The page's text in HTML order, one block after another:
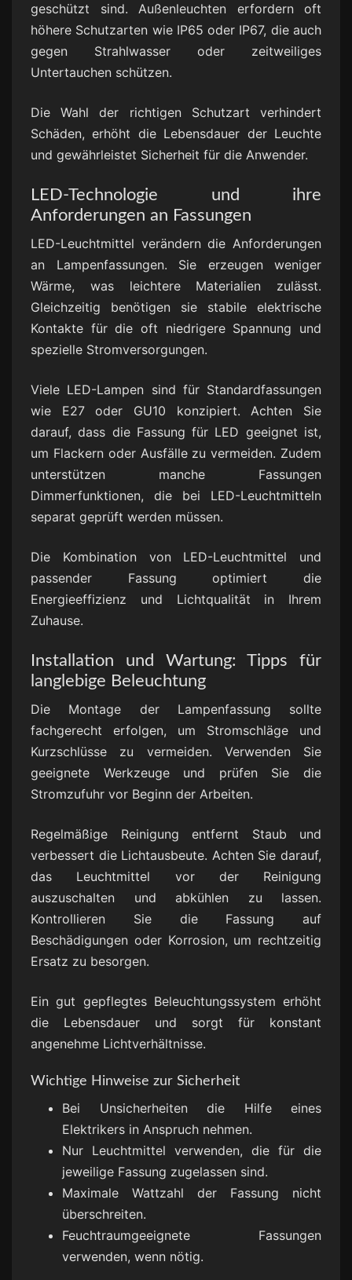
geschützt sind. Außenleuchten erfordern oft
höhere Schutzarten wie IP65 oder IP67, die auch
gegen Strahlwasser oder zeitweiliges
Untertauchen schützen.
Die Wahl der richtigen Schutzart verhindert
Schäden, erhöht die Lebensdauer der Leuchte
und gewährleistet Sicherheit für die Anwender.
LED-Technologie und ihre
Anforderungen an Fassungen
LED-Leuchtmittel verändern die Anforderungen
an Lampenfassungen. Sie erzeugen weniger
Wärme, was leichtere Materialien zulässt.
Gleichzeitig benötigen sie stabile elektrische
Kontakte für die oft niedrigere Spannung und
spezielle Stromversorgungen.
Viele LED-Lampen sind für Standardfassungen
wie E27 oder GU10 konzipiert. Achten Sie
darauf, dass die Fassung für LED geeignet ist,
um Flackern oder Ausfälle zu vermeiden. Zudem
unterstützen manche Fassungen
Dimmerfunktionen, die bei LED-Leuchtmitteln
separat geprüft werden müssen.
Die Kombination von LED-Leuchtmittel und
passender Fassung optimiert die
Energieeffizienz und Lichtqualität in Ihrem
Zuhause.
Installation und Wartung: Tipps für
langlebige Beleuchtung
Die Montage der Lampenfassung sollte
fachgerecht erfolgen, um Stromschläge und
Kurzschlüsse zu vermeiden. Verwenden Sie
geeignete Werkzeuge und prüfen Sie die
Stromzufuhr vor Beginn der Arbeiten.
Regelmäßige Reinigung entfernt Staub und
verbessert die Lichtausbeute. Achten Sie darauf,
das Leuchtmittel vor der Reinigung
auszuschalten und abkühlen zu lassen.
Kontrollieren Sie die Fassung auf
Beschädigungen oder Korrosion, um rechtzeitig
Ersatz zu besorgen.
Ein gut gepflegtes Beleuchtungssystem erhöht
die Lebensdauer und sorgt für konstant
angenehme Lichtverhältnisse.
Wichtige Hinweise zur Sicherheit
Bei Unsicherheiten die Hilfe eines
Elektrikers in Anspruch nehmen.
Nur Leuchtmittel verwenden, die für die
jeweilige Fassung zugelassen sind.
Maximale Wattzahl der Fassung nicht
überschreiten.
Feuchtraumgeeignete Fassungen
verwenden, wenn nötig.